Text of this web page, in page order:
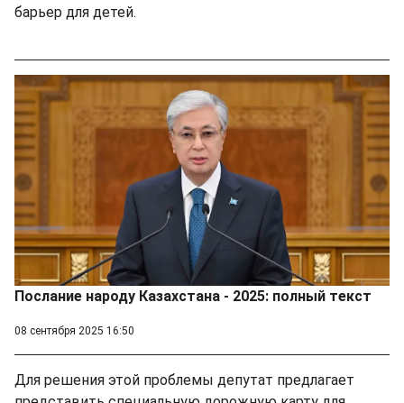
барьер для детей.
Послание народу Казахстана - 2025: полный текст
08 сентября 2025 16:50
Для решения этой проблемы депутат предлагает